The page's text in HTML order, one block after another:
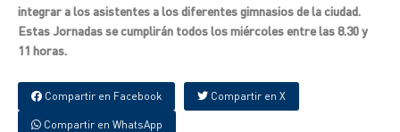
integrar a los asistentes a los diferentes gimnasios de la ciudad.
Estas Jornadas se cumplirán todos los miércoles entre las 8.30 y
11 horas.
Compartir en Facebook Compartir en X
Compartir en WhatsApp